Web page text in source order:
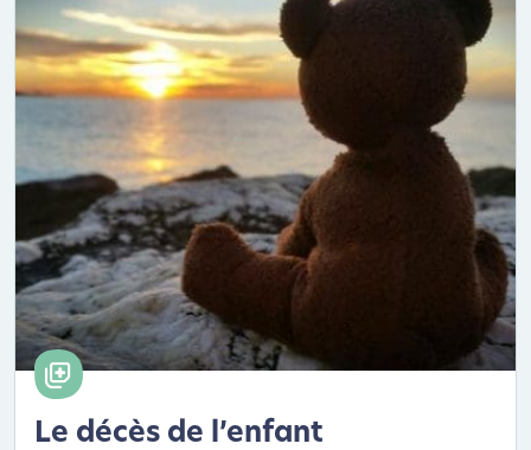
Le décès de l’enfant